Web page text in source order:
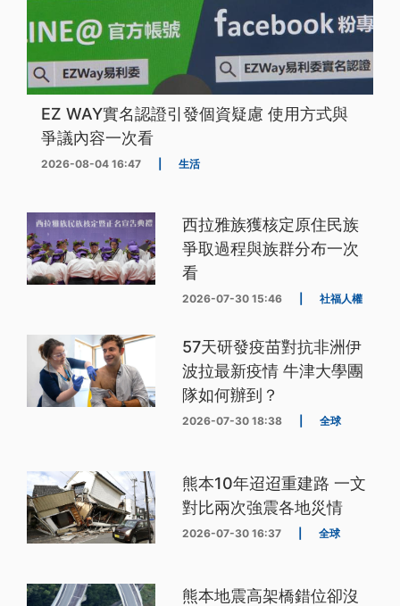
EZ WAY實名認證引發個資疑慮 使用方式與
爭議內容一次看
2026-08-04 16:47 生活
西拉雅族獲核定原住民族
爭取過程與族群分布一次
看
2026-07-30 15:46 社福人權
57天研發疫苗對抗非洲伊
波拉最新疫情 牛津大學團
隊如何辦到？
2026-07-30 18:38 全球
熊本10年迢迢重建路 一文
對比兩次強震各地災情
2026-07-30 16:37 全球
熊本地震高架橋錯位卻沒